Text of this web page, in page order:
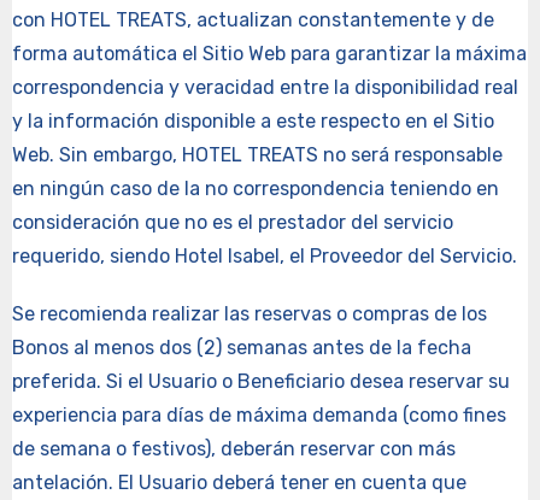
con HOTEL TREATS, actualizan constantemente y de
forma automática el Sitio Web para garantizar la máxima
correspondencia y veracidad entre la disponibilidad real
y la información disponible a este respecto en el Sitio
Web. Sin embargo, HOTEL TREATS no será responsable
en ningún caso de la no correspondencia teniendo en
consideración que no es el prestador del servicio
requerido, siendo Hotel Isabel, el Proveedor del Servicio.
Se recomienda realizar las reservas o compras de los
Bonos al menos dos (2) semanas antes de la fecha
preferida. Si el Usuario o Beneficiario desea reservar su
experiencia para días de máxima demanda (como fines
de semana o festivos), deberán reservar con más
antelación. El Usuario deberá tener en cuenta que